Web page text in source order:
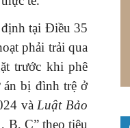
tại Điều 35
phải trải qua
trước khi phê
án bị đình trệ ở
và Luật Bảo
B, C” theo tiêu